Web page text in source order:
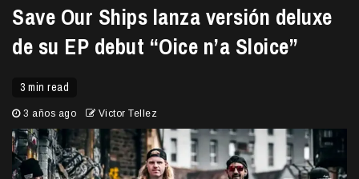
Save Our Ships lanza versión deluxe
de su EP debut “Oice n’a Sloice”
3 min read
3 años ago Victor Tellez